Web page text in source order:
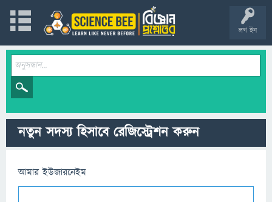
লগ ইন
নতুন সদস্য হিসাবে রেজিস্ট্রেশন করুন
আমার ইউজারনেইম